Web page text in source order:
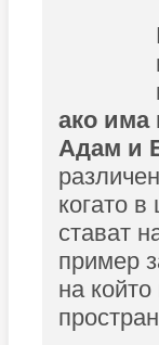
ако има
Адам и
когато
стават
пример
на